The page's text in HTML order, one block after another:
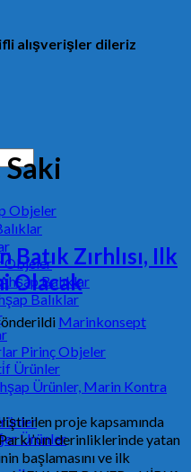
alışverişler dileriz
Objeler
Objeler
Balıklar
Balıklar
Pirinç Objeler
Ürünler
Ürünler, Marin Kontra
Ürünler
Saki
Batık Zırhlısı, Ilk
Olacak
Marinkonsept
proje kapsamında
derinliklerinde yatan
başlamasını ve ilk